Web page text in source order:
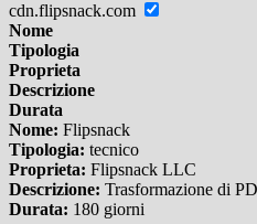
cdn.flipsnack.com
Nome
Tipologia
Proprieta
Descrizione
Durata
Nome: Flipsnack
Tipologia: tecnico
Proprieta: Flipsnack LLC
Descrizione: Trasformazione di
Durata: 180 giorni